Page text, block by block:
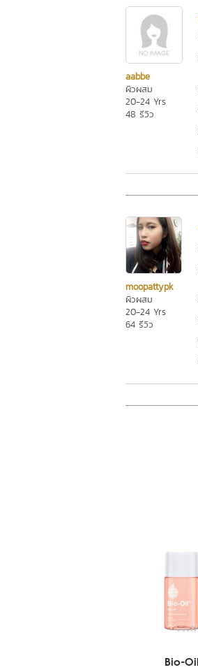
aabbe
ผิวผสม
20-24 Yrs
48 รีวิว
moopattypk
ผิวผสม
20-24 Yrs
64 รีวิว
Bio-Oil